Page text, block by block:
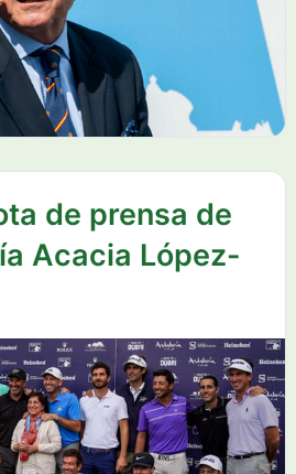
de prensa de
Acacia López-